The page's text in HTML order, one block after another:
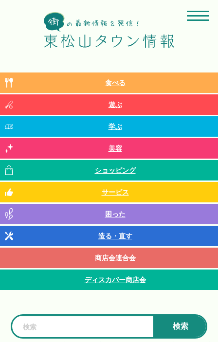
食べる
遊ぶ
学ぶ
美容
ショッピング
サービス
困った
造る・直す
商店会連合会
ディスカバー商店会
検索